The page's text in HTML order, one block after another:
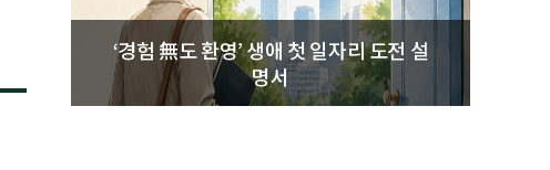
‘경험 無도 환영’ 생애 첫 일자리 도전 설
명서